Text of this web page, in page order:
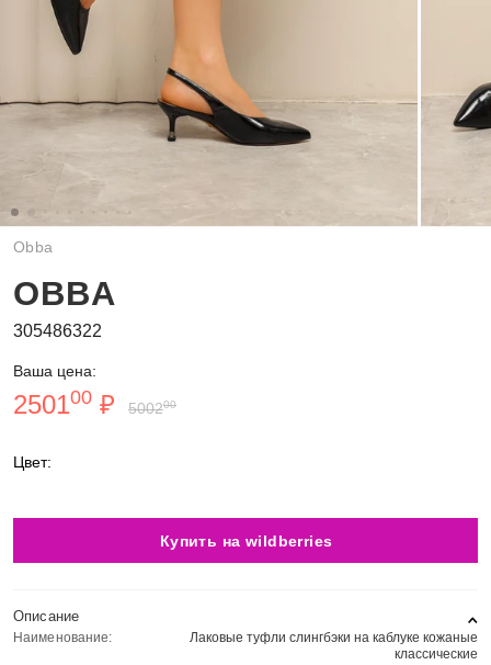
Obba
OBBA
305486322
Ваша цена:
250100 ₽ 500200
Цвет:
Купить на wildberries
Описание
Наименование:
Лаковые туфли слингбэки на каблуке кожаные
классические